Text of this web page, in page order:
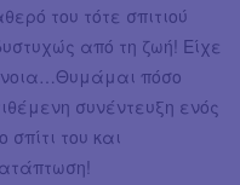
του τότε σπιτιού
από τη ζωή! Είχε
πόσο
συνέντευξη ενός
του και